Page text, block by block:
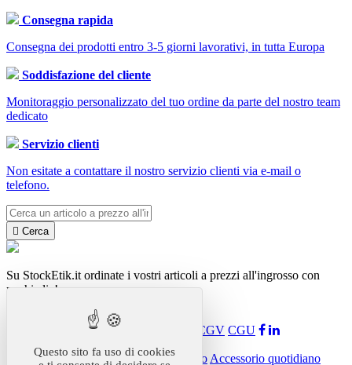
Consegna rapida
Consegna dei prodotti entro 3-5 giorni lavorativi, in tutta Europa
Soddisfazione del cliente
Monitoraggio personalizzato del tuo ordine da parte del nostro team
dedicato
Servizio clienti
Non esitate a contattare il nostro servizio clienti via e-mail o
telefono.
 Cerca
Su StockEtik.it ordinate i vostri articoli a prezzi all'ingrosso con
pochi clic!
Funzionamento CGV CGU
Accessorio per auto Forniture per ufficio Accessorio quotidiano
Questo sito fa uso di cookies